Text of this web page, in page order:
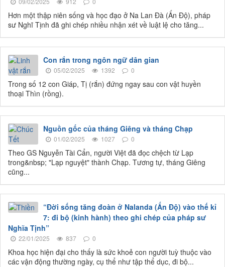
Hơn một thập niên sống và học đạo ở Na Lan Đà (Ấn Độ), pháp
sư Nghĩ Tịnh đã ghi chép nhiều nhận xét về luật lệ cho tăng...
Con rắn trong ngôn ngữ dân gian
05/02/2025 1392 0
Trong số 12 con Giáp, Tị (rắn) đứng ngay sau con vật huyền
thoại Thìn (rồng).
Nguồn gốc của tháng Giêng và tháng Chạp
01/02/2025 1027 0
Theo GS Nguyễn Tài Cẩn, người Việt đã đọc chệch từ Lạp
trong&nbsp; "Lạp nguyệt" thành Chạp. Tương tự, tháng Giêng
cũng...
“Đời sống tăng đoàn ở Nalanda (Ấn Độ) vào thế kỉ
7: đi bộ (kinh hành) theo ghi chép của pháp sư
Nghĩa Tịnh”
22/01/2025 837 0
Khoa học hiện đại cho thấy là sức khoẻ con người tuỳ thuộc vào
các vận động thường ngày, cụ thể như tập thể dục, đi bộ...